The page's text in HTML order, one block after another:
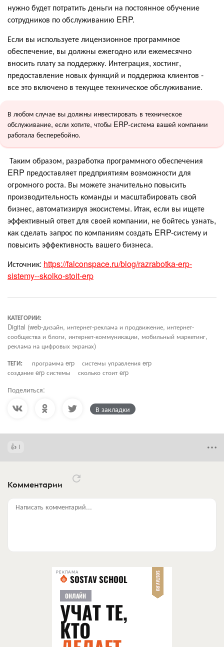
нужно будет потратить деньги на постоянное обучение
сотрудников по обслуживанию ERP.
Если вы используете лицензионное программное
обеспечение, вы должны ежегодно или ежемесячно
вносить плату за поддержку. Интеграция, хостинг,
предоставление новых функций и поддержка клиентов -
все это включено в текущее техническое обслуживание.
В любом случае вы должны инвестировать в техническое
обслуживание, если хотите, чтобы ERP-система вашей компании
работала бесперебойно.
Таким образом, разработка программного обеспечения
ERP предоставляет предприятиям возможности для
огромного роста. Вы можете значительно повысить
производительность команды и масштабировать свой
бизнес, автоматизируя экосистемы. Итак, если вы ищете
эффективный ответ для своей компании, не бойтесь узнать,
как сделать запрос по компаниям создать ERP-систему и
повысить эффективность вашего бизнеса.
Источник: https://falconspace.ru/blog/razrabotka-erp-
sistemy--skolko-stoit-erp
КАТЕГОРИИ:
Digital (web-дизайн, интернет-реклама и продвижение, интернет-
сообщества и блоги, интернет-коммуникации, мобильный маркетинг,
реклама на цифровых экранах)
ТЕГИ:
программа erp
системы управления erp
создание erp системы
сколько стоит erp
Поделиться:
В закладки
1
Комментарии
Написать комментарий...
РЕКЛАМА